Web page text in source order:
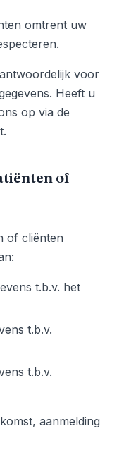
omtrent uw
voor
Heeft u
op via de
of
of cliënten
t.b.v. het
t.b.v.
t.b.v.
aanmelding